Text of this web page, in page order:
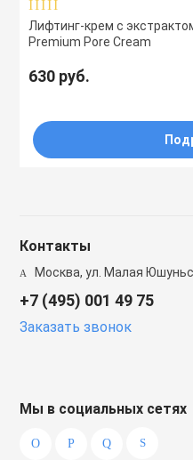
Лифтинг-крем с
Premium Pore Cream
630 руб.
Контакты
Москва, ул. Малая
+7 (495) 001 49 75
Заказать звонок
Мы в социальных сетях